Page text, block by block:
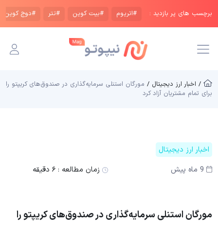
برچسب های پر بازدید : #اتریوم #بیت کوین #تتر #دوج کوین
/ اخبار ارز دیجیتال / مورگان استنلی سرمایه‌گذاری در صندوق‌های کریپتو را
برای تمام مشتریان آزاد کرد
اخبار ارز دیجیتال
9 ماه پیش
زمان مطالعه : ۶ دقیقه
مورگان استنلی سرمایه‌گذاری در صندوق‌های کریپتو را